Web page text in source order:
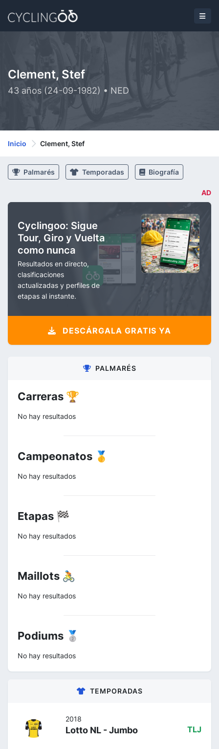
Clement, Stef
43 años (24-09-1982) • NED
Inicio Clement, Stef
Palmarés Temporadas Biografía
AD
Cyclingoo: Sigue
Tour, Giro y Vuelta
como nunca
Resultados en directo,
clasificaciones
actualizadas y perfiles de
etapas al instante.
DESCÁRGALA GRATIS YA
PALMARÉS
Carreras 🏆
No hay resultados
Campeonatos 🥇
No hay resultados
Etapas 🏁
No hay resultados
Maillots 🚴
No hay resultados
Podiums 🥈
No hay resultados
TEMPORADAS
2018
Lotto NL - Jumbo TLJ